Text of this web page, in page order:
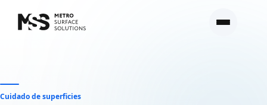
Cuidado de superficies